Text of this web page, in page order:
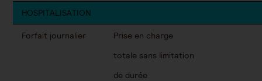
HOSPITALISATION
Forfait journalier
Prise en charge
totale sans limitation
de durée